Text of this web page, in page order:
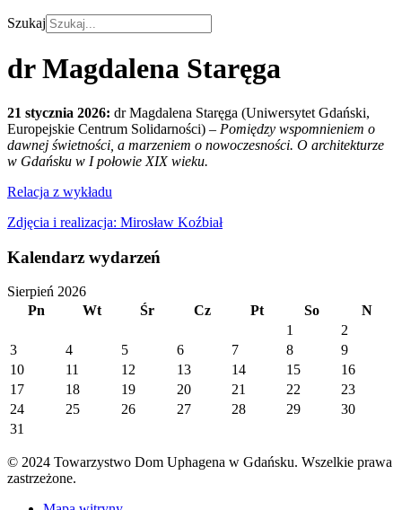
Szukaj
dr Magdalena Staręga
21 stycznia 2026: dr Magdalena Staręga (Uniwersytet Gdański,
Europejskie Centrum Solidarności) – Pomiędzy wspomnieniem o
dawnej świetności, a marzeniem o nowoczesności. O architekturze
w Gdańsku w I połowie XIX wieku.
Relacja z wykładu
Zdjęcia i realizacja: Mirosław Koźbiał
Kalendarz wydarzeń
Sierpień 2026
Pn
Wt Śr Cz Pt So
N
1
2
3
4 5 6 7 8
9
10
11 12 13 14 15
16
17
18 19 20 21 22
23
24
25 26 27 28 29
30
31
© 2024 Towarzystwo Dom Uphagena w Gdańsku. Wszelkie prawa
zastrzeżone.